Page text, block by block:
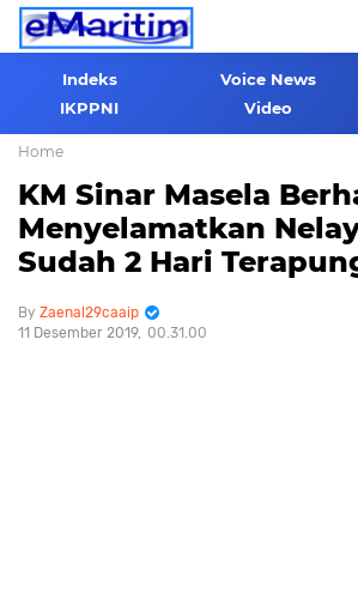
Indeks Voice News
IKPPNI
Video
Home
KM Sinar Masela
Menyelamatkan
Sudah 2 Hari
Zaenal29caaip
11 Desember 2019 00.31.00